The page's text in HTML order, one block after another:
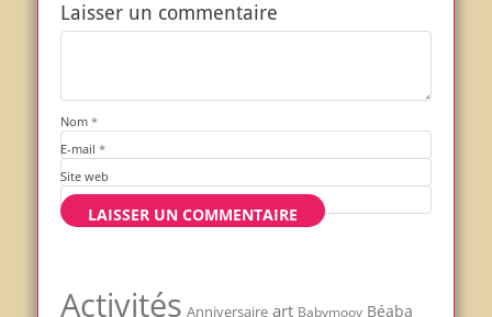
Laisser un commentaire
Nom *
E-mail *
Site web
Activités Anniversaire art Babymoov Béaba